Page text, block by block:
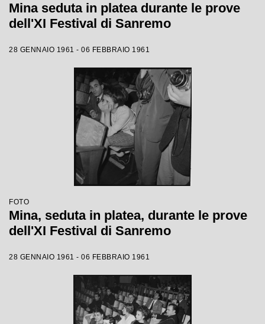
Mina seduta in platea durante le prove
dell'XI Festival di Sanremo
28 GENNAIO 1961 - 06 FEBBRAIO 1961
FOTO
Mina, seduta in platea, durante le prove
dell'XI Festival di Sanremo
28 GENNAIO 1961 - 06 FEBBRAIO 1961